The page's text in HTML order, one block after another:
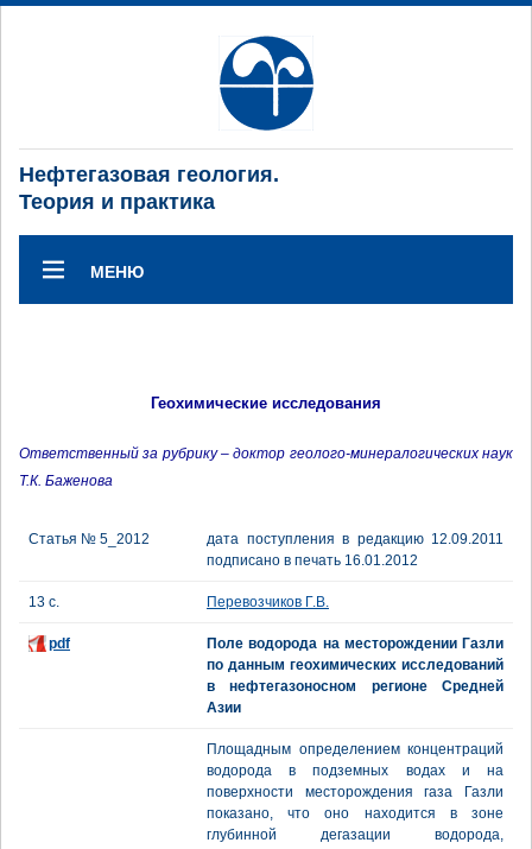
Нефтегазовая геология.
Теория и практика
МЕНЮ
Геохимические исследования
Ответственный за рубрику – доктор геолого-минералогических наук
Т.К. Баженова
Статья № 5_2012
дата поступления в редакцию 12.09.2011
подписано в печать 16.01.2012
13 с. Перевозчиков Г.В.
pdf
Поле водорода на месторождении Газли
по данным геохимических исследований
в нефтегазоносном регионе Средней
Азии
Площадным определением концентраций
водорода в подземных водах и на
поверхности месторождения газа Газли
показано, что оно находится в зоне
глубинной дегазации водорода,